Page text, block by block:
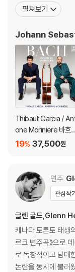
크 시대의 최후에 위
전통에 깊이 뿌리박
였다. 종교적 작품은
펼쳐보기
Johann
Thibaut Garcia /
one Moriniere 바흐:
골드베르크 변주곡 (B
37,500원
19%
연주
관심작
글렌 굴드,Glenn
캐나다 토론토 태생
르크 변주곡》으로
로 독창적이고 담대
논란을 동시에 불러